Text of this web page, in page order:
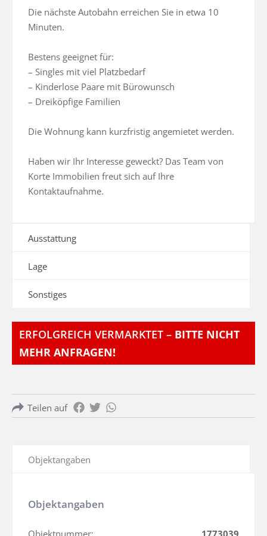
Die nächste Autobahn erreichen Sie in etwa 10
Minuten.
Bestens geeignet für:
– Singles mit viel Platzbedarf
– Kinderlose Paare mit Bürowunsch
– Dreiköpfige Familien
Die Wohnung kann kurzfristig angemietet werden.
Haben wir Ihr Interesse geweckt? Das Team von
Korte Immobilien freut sich auf Ihre
Kontaktaufnahme.
Ausstattung
Lage
Sonstiges
ERFOLGREICH VERMARKTET – BITTE NICHT
MEHR ANFRAGEN!
Teilen auf
Objektangaben
Objektangaben
Objektnummer: 1773039